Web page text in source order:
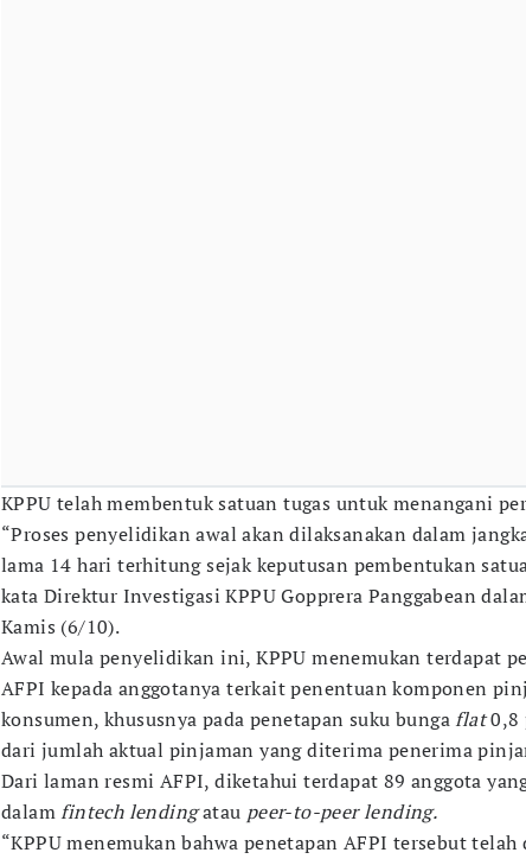
KPPU telah membentuk satuan tugas untuk menangani
“Proses penyelidikan awal akan dilaksanakan dalam
lama 14 hari terhitung sejak keputusan pembentukan
kata Direktur Investigasi KPPU Gopprera Panggabean
Kamis (6/10).
Awal mula penyelidikan ini, KPPU menemukan terdapat
AFPI kepada anggotanya terkait penentuan komponen
konsumen, khususnya pada penetapan suku bungaflat0,8
dari jumlah aktual pinjaman yang diterima penerima
Dari laman resmi AFPI, diketahui terdapat 89 anggota
dalamfintech lendingatau peer-to-peer lending.
“KPPU menemukan bahwa penetapan AFPI tersebut